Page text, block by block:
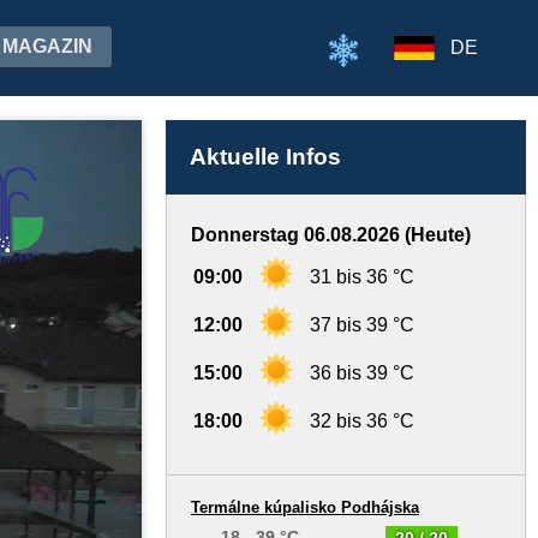
MAGAZIN DE
Aktuelle Infos
Donnerstag 06.08.2026 (Heute)
09:00 31 bis 36 °C
12:00 37 bis 39 °C
15:00 36 bis 39 °C
18:00 32 bis 36 °C
Termálne kúpalisko Podhájska